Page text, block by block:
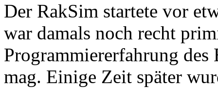
Der RakSim startete vor
war damals noch recht
Programmiererfahrung des
mag. Einige Zeit später